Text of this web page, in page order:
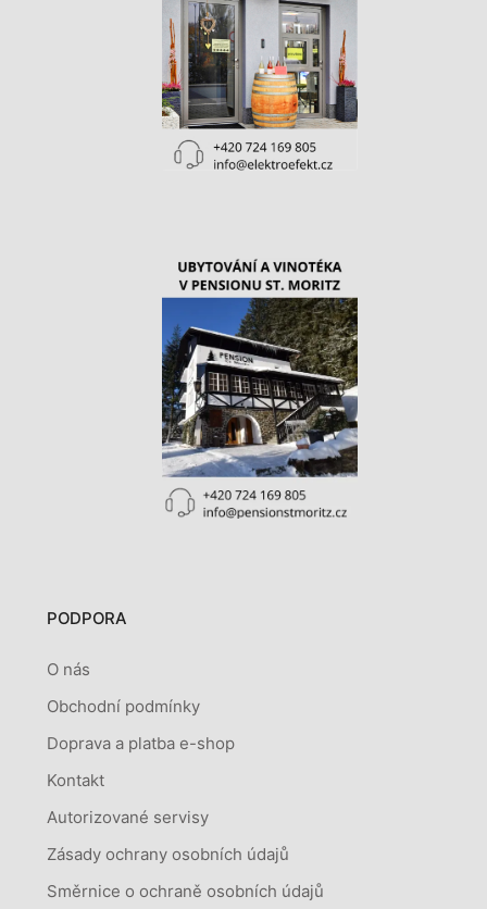
PODPORA
O nás
Obchodní podmínky
Doprava a platba e-shop
Kontakt
Autorizované servisy
Zásady ochrany osobních údajů
Směrnice o ochraně osobních údajů